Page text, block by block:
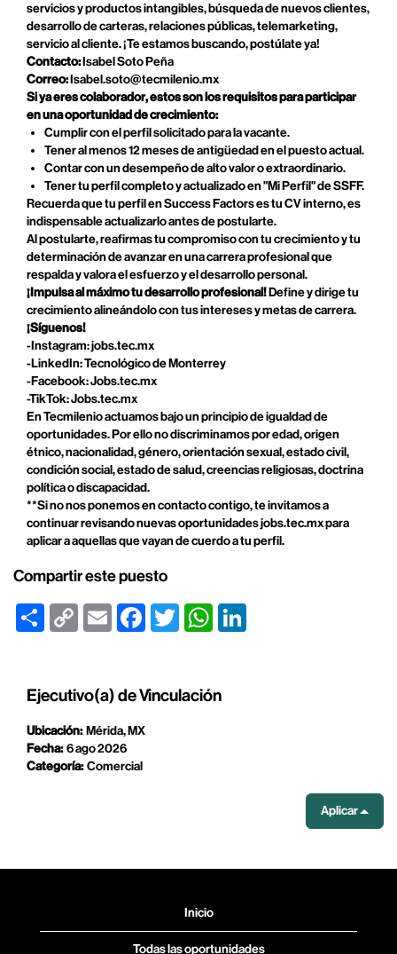
servicios y productos intangibles, búsqueda de nuevos clientes,
desarrollo de carteras, relaciones públicas, telemarketing,
servicio al cliente. ¡Te estamos buscando, postúlate ya!
Contacto:Isabel Soto Peña
Correo:Isabel.soto@tecmilenio.mx
Si ya eres colaborador, estos son los requisitos para participar
en una oportunidad de crecimiento:
Cumplir con el perfil solicitado para la vacante.
Tener al menos 12 meses de antigüedad en el puesto actual.
Contar con un desempeño de alto valor o extraordinario.
Tener tu perfil completo y actualizado en "Mi Perfil" de SSFF.
Recuerda que tu perfil en Success Factors es tu CV interno, es
indispensable actualizarlo antes de postularte.
Al postularte, reafirmas tu compromiso con tu crecimiento y tu
determinación de avanzar en una carrera profesional que
respalda y valora el esfuerzo y el desarrollo personal.
¡Impulsa al máximo tu desarrollo profesional!Define y dirige tu
crecimiento alineándolo con tus intereses y metas de carrera.
¡Síguenos!
-Instagram: jobs.tec.mx
-LinkedIn: Tecnológico de Monterrey
-Facebook: Jobs.tec.mx
-TikTok: Jobs.tec.mx
En Tecmilenio actuamos bajo un principio de igualdad de
oportunidades. Por ello no discriminamos por edad, origen
étnico, nacionalidad, género, orientación sexual, estado civil,
condición social, estado de salud, creencias religiosas, doctrina
política o discapacidad.
**Si no nos ponemos en contacto contigo, te invitamos a
continuar revisando nuevas oportunidades jobs.tec.mx para
aplicar a aquellas que vayan de cuerdo a tu perfil.
Compartir este puesto
Share
Copy
Link
Email FacebookTwitter WhatsApp
Ejecutivo(a) de Vinculación
Ubicación:Mérida, MX
Fecha:6 ago 2026
Categoría:Comercial
Aplicar
Inicio
Todas las oportunidades